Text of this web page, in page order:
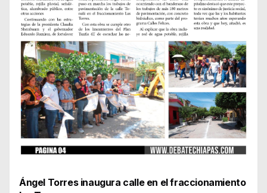
Ángel Torres inaugura calle en el fraccionamiento